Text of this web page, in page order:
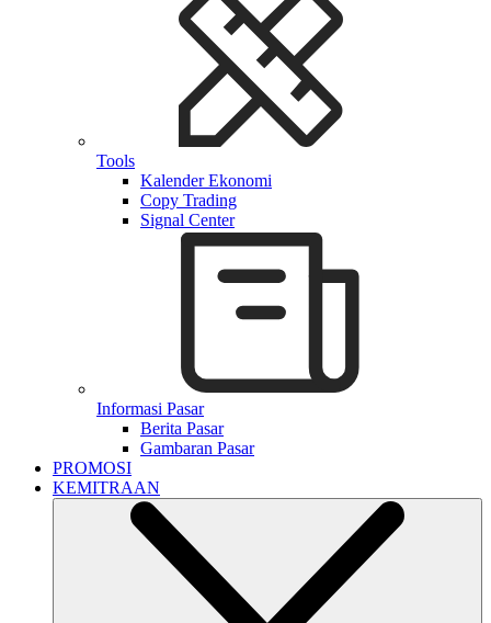
Tools
Kalender Ekonomi
Copy Trading
Signal Center
Informasi Pasar
Berita Pasar
Gambaran Pasar
PROMOSI
KEMITRAAN